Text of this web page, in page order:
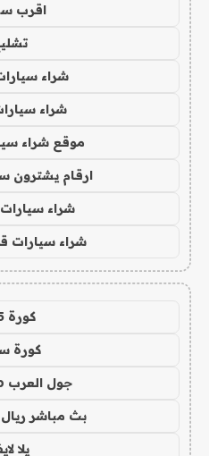
اقرب
شراء
شراء
موقع شراء
ارقام يشترون
شراء
شراء سيارات
كورة 365
كورة
جول العرب goalarab
بث مباشر ريال
يلا